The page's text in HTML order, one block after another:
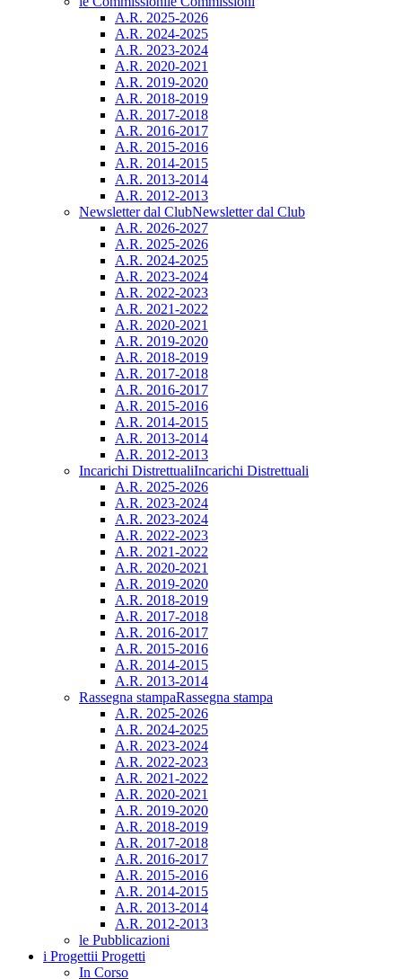
A.R. 2025-2026
A.R. 2024-2025
A.R. 2023-2024
A.R. 2020-2021
A.R. 2019-2020
A.R. 2018-2019
A.R. 2017-2018
A.R. 2016-2017
A.R. 2015-2016
A.R. 2014-2015
A.R. 2013-2014
A.R. 2012-2013
Newsletter dal ClubNewsletter dal Club
A.R. 2026-2027
A.R. 2025-2026
A.R. 2024-2025
A.R. 2023-2024
A.R. 2022-2023
A.R. 2021-2022
A.R. 2020-2021
A.R. 2019-2020
A.R. 2018-2019
A.R. 2017-2018
A.R. 2016-2017
A.R. 2015-2016
A.R. 2014-2015
A.R. 2013-2014
A.R. 2012-2013
Incarichi DistrettualiIncarichi Distrettuali
A.R. 2025-2026
A.R. 2023-2024
A.R. 2023-2024
A.R. 2022-2023
A.R. 2021-2022
A.R. 2020-2021
A.R. 2019-2020
A.R. 2018-2019
A.R. 2017-2018
A.R. 2016-2017
A.R. 2015-2016
A.R. 2014-2015
A.R. 2013-2014
Rassegna stampaRassegna stampa
A.R. 2025-2026
A.R. 2024-2025
A.R. 2023-2024
A.R. 2022-2023
A.R. 2021-2022
A.R. 2020-2021
A.R. 2019-2020
A.R. 2018-2019
A.R. 2017-2018
A.R. 2016-2017
A.R. 2015-2016
A.R. 2014-2015
A.R. 2013-2014
A.R. 2012-2013
le Pubblicazioni
i Progettii Progetti
In Corso